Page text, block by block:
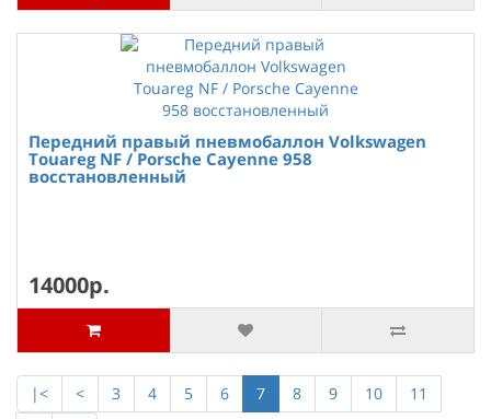
Передний правый пневмобаллон Volkswagen
Touareg NF / Porsche Cayenne 958
восстановленный
14000р.
|< < 3 4 5 6 7 8 9 10
11